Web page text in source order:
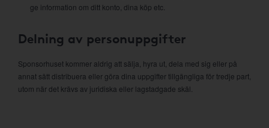
ge information om ditt konto, dina köp etc.
Delning av personuppgifter
Sponsorhuset kommer aldrig att sälja, hyra ut, dela med sig eller på
annat sätt distribuera eller göra dina uppgifter tillgängliga för tredje part,
utom när det krävs av juridiska eller lagstadgade skäl.